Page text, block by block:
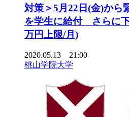
対策＞5月22日(金)から
を学生に給付 さらに
万円上限/月)
2020.05.13 21:00
桃山学院大学